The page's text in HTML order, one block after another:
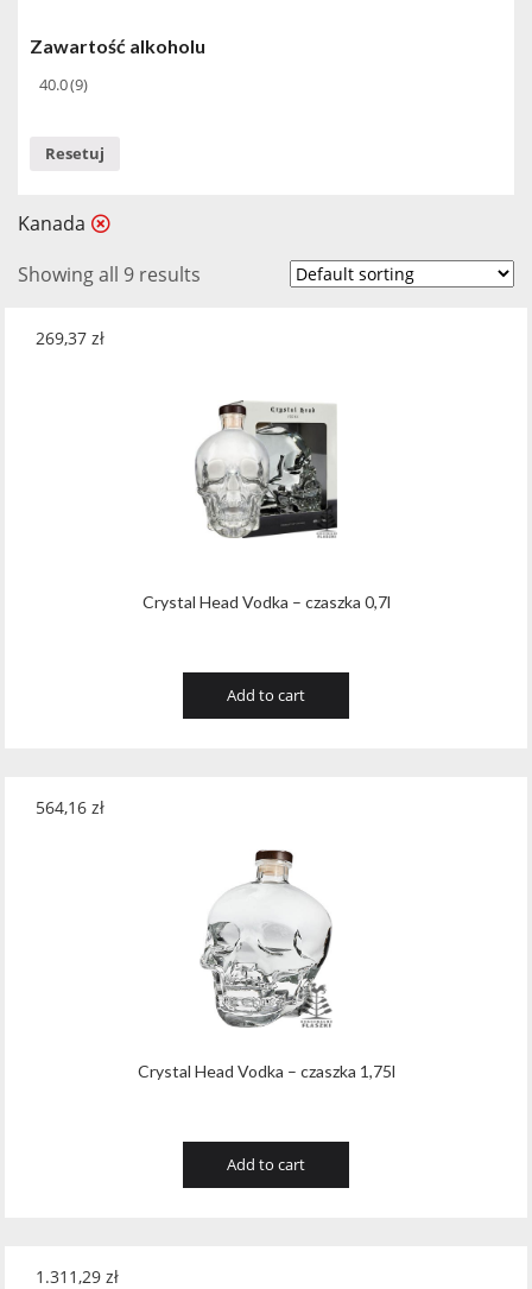
Zawartość alkoholu
40.0(9)
Resetuj
Kanada
Showing all 9 results
Crystal Head Vodka – czaszka 0,7l
269,37 zł
Add to cart
Crystal Head Vodka – czaszka 1,75l
564,16 zł
Add to cart
1.311,29 zł